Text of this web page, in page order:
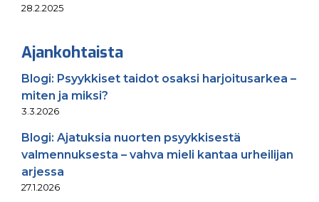
28.2.2025
Ajankohtaista
Blogi: Psyykkiset taidot osaksi harjoitusarkea –
miten ja miksi?
3.3.2026
Blogi: Ajatuksia nuorten psyykkisestä
valmennuksesta – vahva mieli kantaa urheilijan
arjessa
27.1.2026